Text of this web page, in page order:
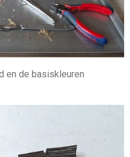
en de basiskleuren